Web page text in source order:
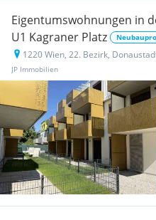
Eigentumswohnungen in
U1 Kagraner Platz
1220 Wien, 22. Bezirk,
JP Immobilien